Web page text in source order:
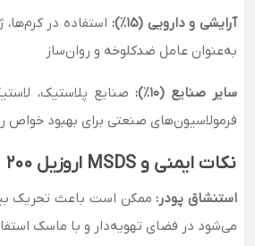
آرایشی و دارویی (۱۵٪):
استفاده در
به‌عنوان عامل ضدکلوخه و روان‌ساز
سایر صنایع (۱۰٪):
صنایع پلاستیک،
فرمولاسیون‌های صنعتی برای بهبود خواص
نکات ایمنی و MSDS اروزیل ۲۰۰
استنشاق پودر:ممکن است باعث تحریک
می‌شود در فضای تهویه‌دار و با ماسک